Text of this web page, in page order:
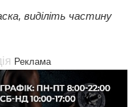
виділіть частину
Реклама